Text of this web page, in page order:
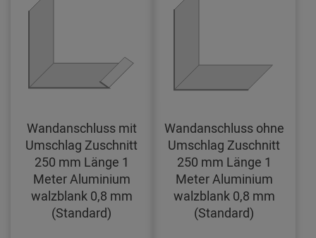
Wandanschluss mit
Umschlag Zuschnitt
250 mm Länge 1
Meter Aluminium
walzblank 0,8 mm
(Standard)
Wandanschluss ohne
Umschlag Zuschnitt
250 mm Länge 1
Meter Aluminium
walzblank 0,8 mm
(Standard)